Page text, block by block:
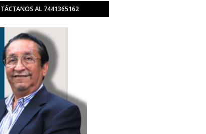
AL 7441365162